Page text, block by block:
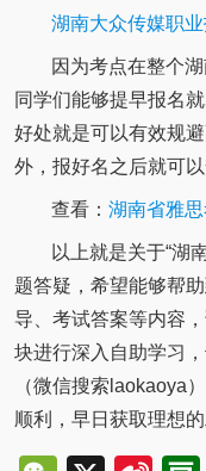
湖南大众传媒职
因为考点在整个
同学们能够提早报名
好处就是可以有效规
外，报好名之后就可
查看： 湖南省雅
以上就是关于“湖
题答疑，希望能够帮
导、考试答案等内容
块进行深入自助学习
（微信搜索laokaoya
顺利，早日获取理想的